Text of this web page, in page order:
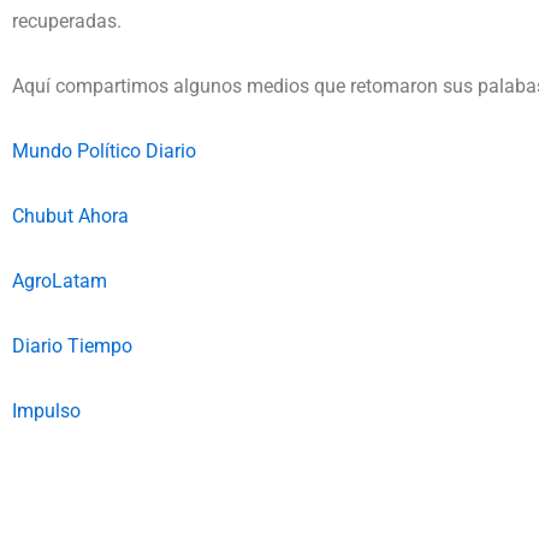
recuperadas.
Aquí compartimos algunos medios que retomaron sus
Mundo Político Diario
Chubut Ahora
AgroLatam
Diario Tiempo
Impulso